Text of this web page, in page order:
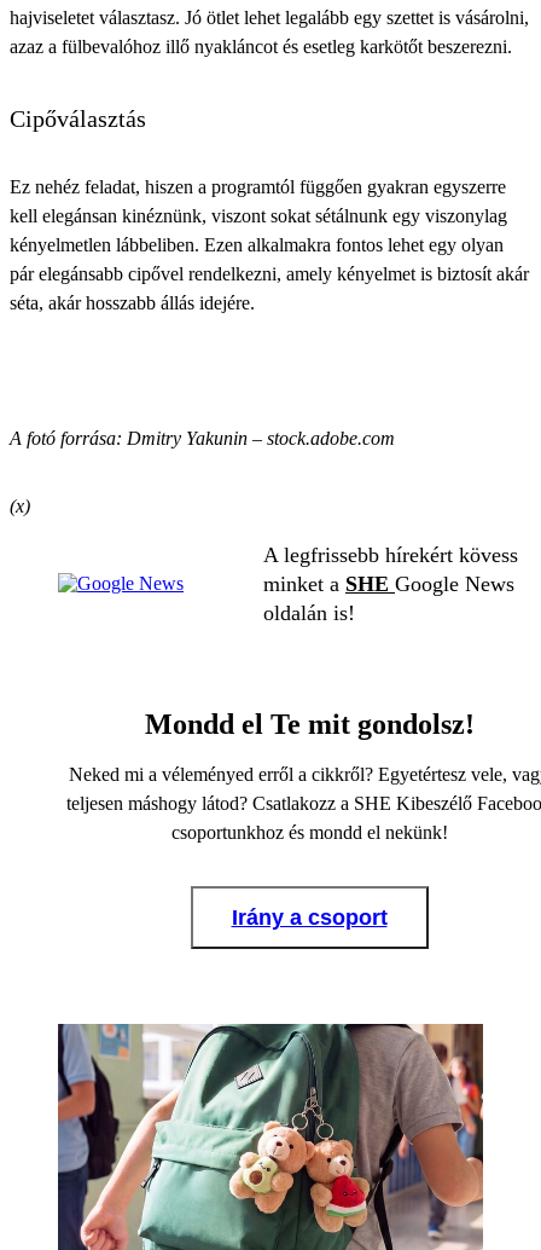
hajviseletet választasz. Jó ötlet lehet legalább egy szettet is vásárolni,
azaz a fülbevalóhoz illő nyakláncot és esetleg karkötőt beszerezni.
Cipőválasztás
Ez nehéz feladat, hiszen a programtól függően gyakran egyszerre
kell elegánsan kinéznünk, viszont sokat sétálnunk egy viszonylag
kényelmetlen lábbeliben. Ezen alkalmakra fontos lehet egy olyan
pár elegánsabb cipővel rendelkezni, amely kényelmet is biztosít akár
séta, akár hosszabb állás idejére.
A fotó forrása: Dmitry Yakunin – stock.adobe.com
(x)
A legfrissebb hírekért kövess
minket a SHE Google News
oldalán is!
Mondd el Te mit gondolsz!
Neked mi a véleményed erről a cikkről? Egyetértesz vele,
teljesen máshogy látod? Csatlakozz a SHE Kibeszélő
csoportunkhoz és mondd el nekünk!
Irány a csoport